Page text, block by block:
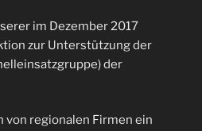
im Dezember 2017
zur Unterstützung der
der
von regionalen Firmen ein